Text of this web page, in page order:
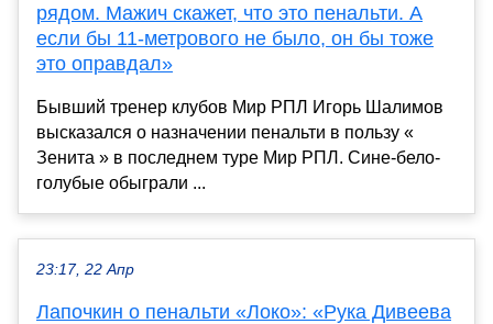
рядом. Мажич скажет, что это пенальти. А
если бы 11-метрового не было, он бы тоже
это оправдал»
Бывший тренер клубов Мир РПЛ Игорь Шалимов
высказался о назначении пенальти в пользу «
Зенита » в последнем туре Мир РПЛ. Сине-бело-
голубые обыграли ...
23:17, 22 Апр
Лапочкин о пенальти «Локо»: «Рука Дивеева